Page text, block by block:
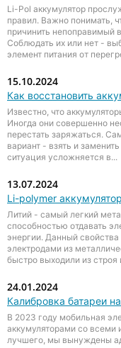
Li-Pol аккумулятор
правил. Важно понимать,
причинить непоправимый
Соблюдать их или нет -
элемент питания от
15.10.2024
Как восстановить
Известно, что
Иногда они совершенно
перестать заряжаться.
вариант - взять и
ситуация усложняется в...
13.07.2024
Li-polymer
Литий - самый легкий
способностью отдавать
энергии. Данный
электродами из
быстро выходили из строя
24.01.2024
Калибровка батареи
В 2023 году мобильная
аккумуляторами со всеми
лучшего, мы вынуждены